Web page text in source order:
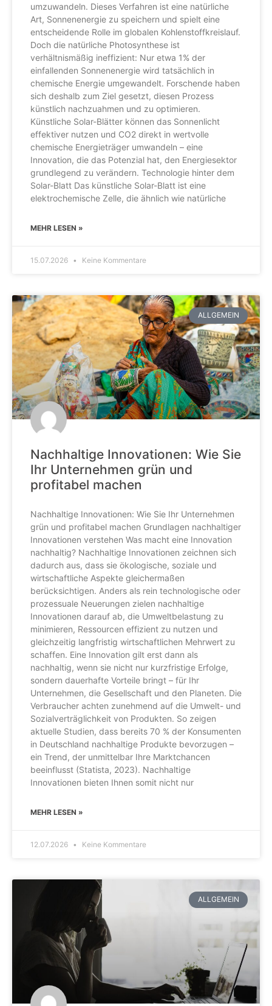
umzuwandeln. Dieses Verfahren ist eine natürliche
Art, Sonnenenergie zu speichern und spielt eine
entscheidende Rolle im globalen Kohlenstoffkreislauf.
Doch die natürliche Photosynthese ist
verhältnismäßig ineffizient: Nur etwa 1% der
einfallenden Sonnenenergie wird tatsächlich in
chemische Energie umgewandelt. Forschende haben
sich deshalb zum Ziel gesetzt, diesen Prozess
künstlich nachzuahmen und zu optimieren.
Künstliche Solar-Blätter können das Sonnenlicht
effektiver nutzen und CO2 direkt in wertvolle
chemische Energieträger umwandeln – eine
Innovation, die das Potenzial hat, den Energiesektor
grundlegend zu verändern. Technologie hinter dem
Solar-Blatt Das künstliche Solar-Blatt ist eine
elektrochemische Zelle, die ähnlich wie natürliche
MEHR LESEN »
15.07.2026 Keine Kommentare
ALLGEMEIN
Nachhaltige Innovationen: Wie Sie
Ihr Unternehmen grün und
profitabel machen
Nachhaltige Innovationen: Wie Sie Ihr Unternehmen
grün und profitabel machen Grundlagen nachhaltiger
Innovationen verstehen Was macht eine Innovation
nachhaltig? Nachhaltige Innovationen zeichnen sich
dadurch aus, dass sie ökologische, soziale und
wirtschaftliche Aspekte gleichermaßen
berücksichtigen. Anders als rein technologische oder
prozessuale Neuerungen zielen nachhaltige
Innovationen darauf ab, die Umweltbelastung zu
minimieren, Ressourcen effizient zu nutzen und
gleichzeitig langfristig wirtschaftlichen Mehrwert zu
schaffen. Eine Innovation gilt erst dann als
nachhaltig, wenn sie nicht nur kurzfristige Erfolge,
sondern dauerhafte Vorteile bringt – für Ihr
Unternehmen, die Gesellschaft und den Planeten. Die
Verbraucher achten zunehmend auf die Umwelt- und
Sozialverträglichkeit von Produkten. So zeigen
aktuelle Studien, dass bereits 70 % der Konsumenten
in Deutschland nachhaltige Produkte bevorzugen –
ein Trend, der unmittelbar Ihre Marktchancen
beeinflusst (Statista, 2023). Nachhaltige
Innovationen bieten Ihnen somit nicht nur
MEHR LESEN »
12.07.2026 Keine Kommentare
ALLGEMEIN